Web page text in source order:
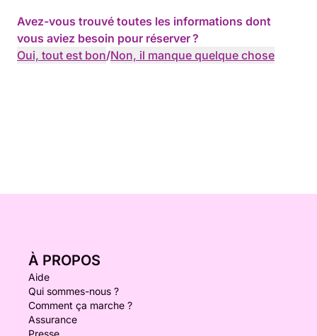
Avez-vous trouvé toutes les informations dont
vous aviez besoin pour réserver ?
Oui, tout est bon/Non, il manque quelque chose
À PROPOS
Aide
Qui sommes-nous ?
Comment ça marche ?
Assurance
Presse